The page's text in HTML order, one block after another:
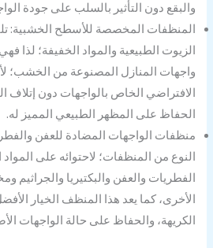
والبقع دون التأثير بالسلب على جودة
المنظفات المخصصة للأسطح الخشبية:
الزيوت الطبيعية والمواد الخفيفة؛ لذا
واجهات المنازل المصنوعة من الخشب؛
الافتراضي الخاص بالواجهات دون
الحفاظ على المظهر الطبيعي المميز له.
منظفات الواجهات المضادة للعفن
النوع من المنظفات؛ لاحتوائه على
الفطريات والعفن والبكتيريا والجراثيم
الأخرى، كما يعد هذا المنظف الخيار
الكريهة، والحفاظ على حالة الواجهات